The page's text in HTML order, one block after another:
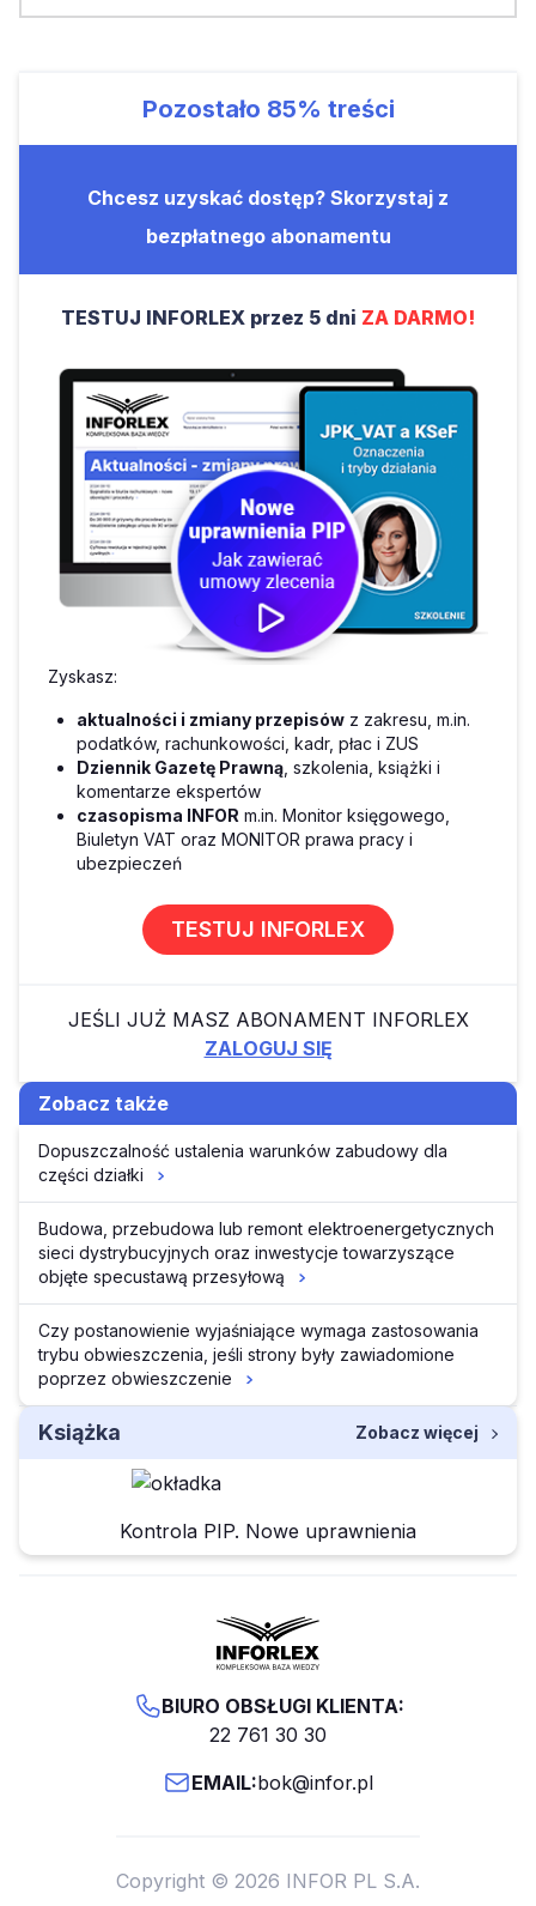
Pozostało 85% treści
Chcesz uzyskać dostęp? Skorzystaj z
bezpłatnego abonamentu
TESTUJ INFORLEX przez 5 dni ZA DARMO!
Zyskasz:
aktualności i zmiany przepisów z zakresu, m.in.
podatków, rachunkowości, kadr, płac i ZUS
Dziennik Gazetę Prawną , szkolenia, książki i
komentarze ekspertów
czasopisma INFOR m.in. Monitor księgowego,
Biuletyn VAT oraz MONITOR prawa pracy i
ubezpieczeń
TESTUJ INFORLEX
JEŚLI JUŻ MASZ ABONAMENT INFORLEX
ZALOGUJ SIĘ
Zobacz także
Dopuszczalność ustalenia warunków zabudowy dla
części działki
Budowa, przebudowa lub remont elektroenergetycznych
sieci dystrybucyjnych oraz inwestycje towarzyszące
objęte specustawą przesyłową
Czy postanowienie wyjaśniające wymaga zastosowania
trybu obwieszczenia, jeśli strony były zawiadomione
poprzez obwieszczenie
Książka Zobacz więcej
Kontrola PIP. Nowe uprawnienia
BIURO OBSŁUGI KLIENTA:
22 761 30 30
EMAIL:bok@infor.pl
Copyright © 2026 INFOR PL S.A.